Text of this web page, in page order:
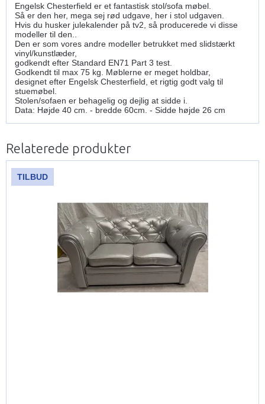
Engelsk Chesterfield er et fantastisk stol/sofa møbel.
Så er den her, mega sej rød udgave, her i stol udgaven.
Hvis du husker julekalender på tv2, så producerede vi disse
modeller til den..
Den er som vores andre modeller betrukket med slidstærkt
vinyl/kunstlæder,
godkendt efter Standard EN71 Part 3 test.
Godkendt til max 75 kg. Møblerne er meget holdbar,
designet efter Engelsk Chesterfield, et rigtig godt valg til
stuemøbel.
Stolen/sofaen er behagelig og dejlig at sidde i.
Data: Højde 40 cm. - bredde 60cm. - Sidde højde 26 cm
Relaterede produkter
TILBUD